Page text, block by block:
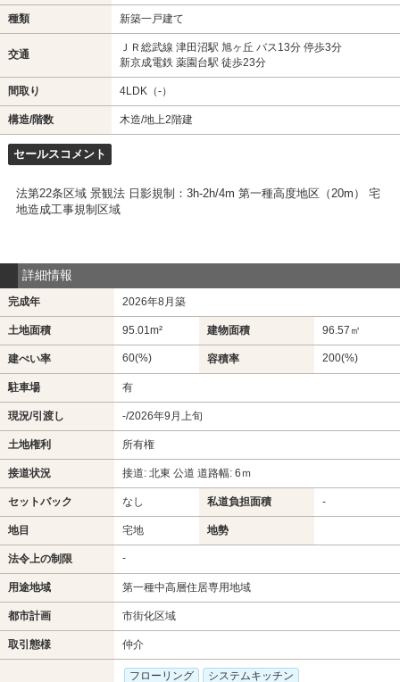
種類 新築一戸建て
交通
ＪＲ総武線 津田沼駅 旭ヶ丘 バス13分 停歩3分
新京成電鉄 薬園台駅 徒歩23分
間取り 4LDK（-）
構造/階数 木造/地上2階建
セールスコメント
法第22条区域 景観法 日影規制：3h-2h/4m 第一種高度地区（20m） 宅
地造成工事規制区域
詳細情報
完成年 2026年8月築
土地面積 95.01m² 建物面積 96.57㎡
建ぺい率 60(%) 容積率 200(%)
駐車場 有
現況/引渡し -/2026年9月上旬
土地権利 所有権
接道状況 接道: 北東 公道 道路幅: 6ｍ
セットバック なし 私道負担面積 -
地目 宅地 地勢
法令上の制限 -
用途地域 第一種中高層住居専用地域
都市計画 市街化区域
取引態様 仲介
フローリング
システムキッチン